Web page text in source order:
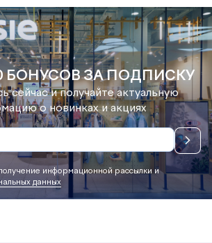
БОНУСОВ ЗА ПОДПИСКУ
сейчас и получайте актуальную
о новинках и акциях
информационной рассылки и
данных